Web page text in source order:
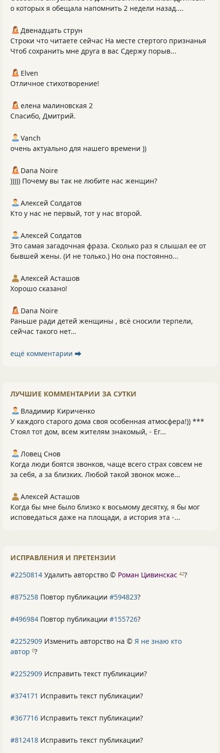
о которых я обещала напомнить 2 недели назад....
Двенадцать струн
Строки что читаете сейчас На месте стертого признанья
Чтоб сохранить мне друга в вас Сдержу порыв...
Elven
Отличное стихотворение!
елена малиновская 2
Спасибо, Дмитрий.
Vanch
очень актуально для нашего времени ))
Dana Noire
))))) Почему вы так не любите нас женщин?
Алексей Солдатов
Кто у нас не первый, тот у нас второй.
Алексей Солдатов
Это самая загадочная фраза. Сколько раз я слышал ее от
бывшей жены. (И не только.) Но она постоянно...
Алексей Асташов
Хорошо сказано!
Dana Noire
Раньше ради детей женщины , всё сносили терпели,
сейчас такого нет…
ещё комментарии ⮕
ЛУЧШИЕ КОММЕНТАРИИ ЗА СУТКИ
Владимир Кириченко
У каждого старого дома своя особенная атмосфера!)) ***
Стоял тот дом, всем жителям знакомый, - Ег...
Ловец Снов
Когда люди боятся звонков, чаще всего страх совсем не
за себя, а за близких. Любой такой звонок може...
Алексей Асташов
Когда бы мне было близко к восьмому десятку, я бы мог
исповедаться даже на площади, а история эта -...
ИСПРАВЛЕНИЯ И ПРЕТЕНЗИИ
#2250814 Удалить авторство © Роман Цивинскас 42?
#875258 Повтор публикации #594823?
#496984 Повтор публикации #155726?
#2252909 Изменить авторство на © Я не знаю кто
автор 0?
#2252909 Исправить текст публикации?
#374171 Исправить текст публикации?
#367716 Исправить текст публикации?
#812418 Исправить текст публикации?